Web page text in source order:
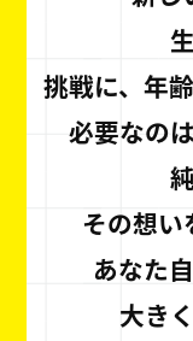
挑戦に、年
必要なの
その想い
あなた
大き